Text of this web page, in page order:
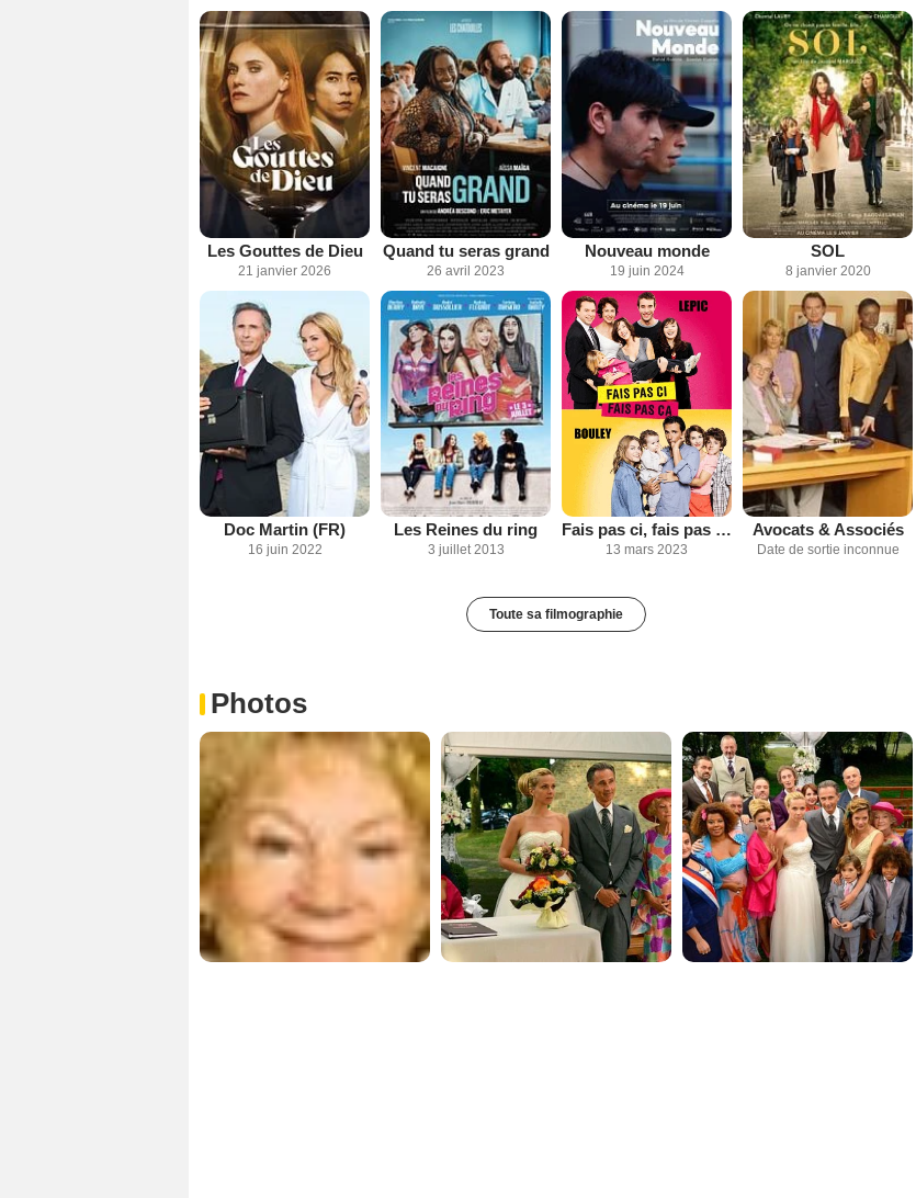
Les Gouttes de Dieu
21 janvier 2026
Quand tu seras grand
26 avril 2023
Nouveau monde
19 juin 2024
SOL
8 janvier 2020
Doc Martin (FR)
16 juin 2022
Les Reines du ring
3 juillet 2013
Fais pas ci, fais pas ça
13 mars 2023
Avocats & Associés
Date de sortie inconnue
Toute sa filmographie
Photos